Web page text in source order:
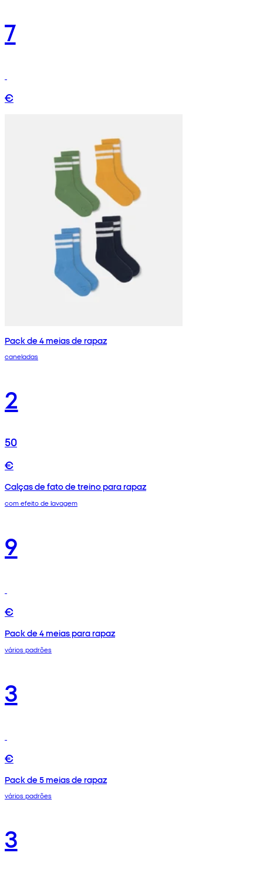
7
€
Pack de 4 meias de rapaz
caneladas
2
50
€
Calças de fato de treino para rapaz
com efeito de lavagem
9
€
Pack de 4 meias para rapaz
vários padrões
3
€
Pack de 5 meias de rapaz
vários padrões
3